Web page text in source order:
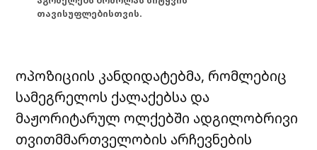
თავისუფლებისთვის.
ოპოზიციის კანდიდატებმა, რომლებიც
სამეგრელოს ქალაქებსა და
მაჟორიტარულ ოლქებში ადგილობრივი
თვითმმართველობის არჩევნების